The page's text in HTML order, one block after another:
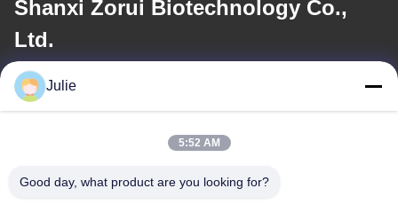
Shanxi Zorui Biotechnology Co.,
Ltd.
E-posta
Adresimiz
Julie
5:52 AM
Good day, what product are you looking for?